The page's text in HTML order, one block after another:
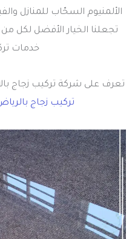
الألمنيوم السحّاب للمنازل
تجعلنا الخيار الأفضل لكل
خدمات
تعرف على شركة تركيب زجاج
تركيب زجاج